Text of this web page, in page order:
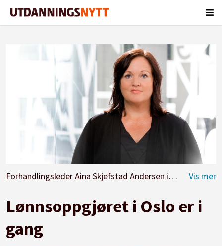
Forhandlingsleder Aina Skjefstad Andersen i Unio Oslo kommune vil ha mer til grupper innen helse og utdanning med krav om høyskole- og universitetsutdannelse. Arkivfoto: Utdanning
Lønnsoppgjøret i Oslo er i
gang